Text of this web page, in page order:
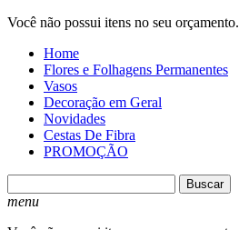
Você não possui itens no seu orçamento.
Home
Flores e Folhagens Permanentes
Vasos
Decoração em Geral
Novidades
Cestas De Fibra
PROMOÇÃO
Buscar
menu